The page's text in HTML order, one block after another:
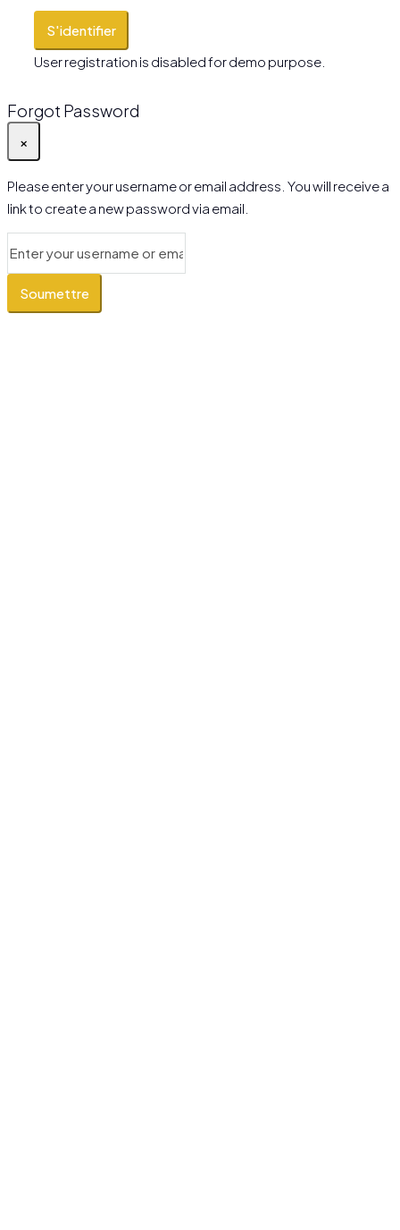
S'identifier
User registration is disabled for demo purpose.
Forgot Password
×
Please enter your username or email address. You will receive a
link to create a new password via email.
Soumettre